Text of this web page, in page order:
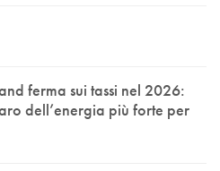
ferma sui tassi nel 2026:
dell’energia più forte per